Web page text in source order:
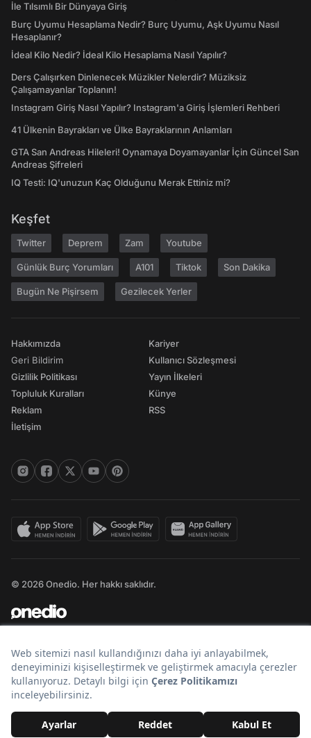
İle Tılsımlı Bir Dünyaya Giriş
Burç Uyumu Hesaplama Nedir? Burç Uyumu, Aşk Uyumu Nasıl
Hesaplanır?
İdeal Kilo Nedir? İdeal Kilo Hesaplama Nasıl Yapılır?
Ders Çalışırken Dinlenecek Müzikler Nelerdir? Müziksiz
Çalışamayanlar Toplanın!
Instagram Giriş Nasıl Yapılır? Instagram'a Giriş İşlemleri Rehberi
41 Ülkenin Bayrakları ve Ülke Bayraklarının Anlamları
GTA San Andreas Hileleri! Oynamaya Doyamayanlar İçin Güncel San
Andreas Şifreleri
IQ Testi: IQ'unuzun Kaç Olduğunu Merak Ettiniz mi?
Keşfet
Twitter Deprem Zam Youtube
Günlük Burç Yorumları A101 Tiktok Son Dakika
Bugün Ne Pişirsem Gezilecek Yerler
Hakkımızda
Geri Bildirim
Gizlilik Politikası
Topluluk Kuralları
Reklam
İletişim
Kariyer
Kullanıcı Sözleşmesi
Yayın İlkeleri
Künye
RSS
© 2026 Onedio. Her hakkı saklıdır.
Bir markasıdır.